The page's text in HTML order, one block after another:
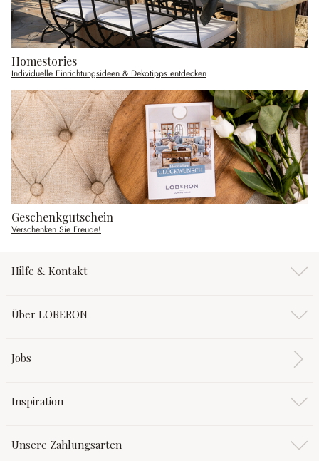
Homestories
Individuelle Einrichtungsideen & Dekotipps entdecken
Geschenkgutschein
Verschenken Sie Freude!
Hilfe & Kontakt
Über LOBERON
Jobs
Inspiration
Unsere Zahlungsarten